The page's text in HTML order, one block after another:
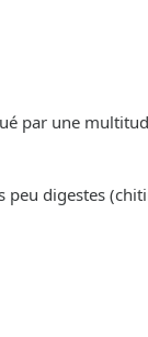
par une
peu digestes